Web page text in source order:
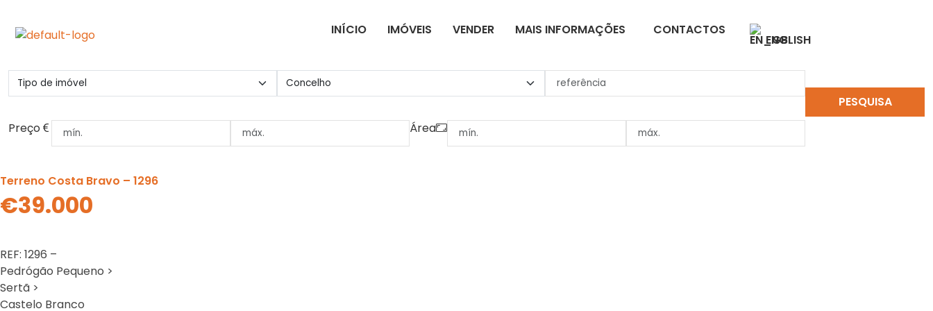
INÍCIO IMÓVEIS VENDER MAIS INFORMAÇÕES CONTACTOS
ENGLISH
Preço Área
PESQUISA
Terreno Costa Bravo – 1296
€39.000
REF: 1296 –
Pedrógão Pequeno >
Sertã >
Castelo Branco